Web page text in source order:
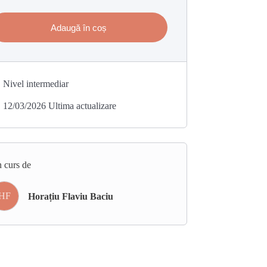
Adaugă în coș
Nivel intermediar
12/03/2026 Ultima actualizare
curs de
Horațiu Flaviu Baciu